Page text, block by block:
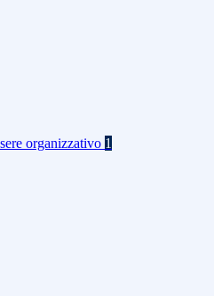
organizzativo 1